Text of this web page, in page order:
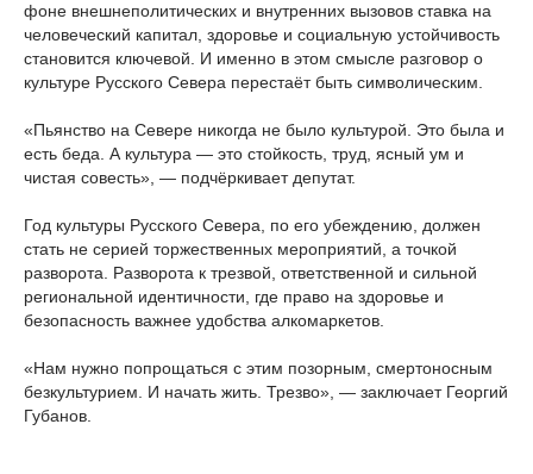
фоне внешнеполитических и внутренних вызовов ставка на
человеческий капитал, здоровье и социальную устойчивость
становится ключевой. И именно в этом смысле разговор о
культуре Русского Севера перестаёт быть символическим.
«Пьянство на Севере никогда не было культурой. Это была и
есть беда. А культура — это стойкость, труд, ясный ум и
чистая совесть», — подчёркивает депутат.
Год культуры Русского Севера, по его убеждению, должен
стать не серией торжественных мероприятий, а точкой
разворота. Разворота к трезвой, ответственной и сильной
региональной идентичности, где право на здоровье и
безопасность важнее удобства алкомаркетов.
«Нам нужно попрощаться с этим позорным, смертоносным
безкультурием. И начать жить. Трезво», — заключает Георгий
Губанов.